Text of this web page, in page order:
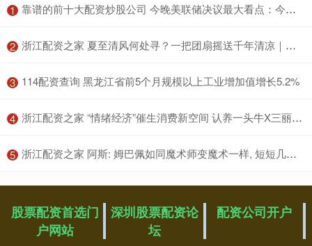
1 ​靠谱的前十大配资炒股公司 今晚美联储决议最大看点：今年究竟降息一次还是两次？
2 ​浙江配资之家 夏至清风何处寻？一把团扇摇送千年清凉｜文化中国行·节气拾遗
3 ​114配资查询 黑龙江省前5个月规模以上工业增加值增长5.2%
4 ​浙江配资之家 “情绪经济”催生消费新空间 认养一头牛X三丽鸥家族推出纯牛奶新品
5 ​浙江配资之家 阿斯: 姆巴佩如同魔术师变魔术一样, 短短几分钟内就改变了比赛
股票配资首选门
户网站
深圳股票配资论
坛
配资公司开户